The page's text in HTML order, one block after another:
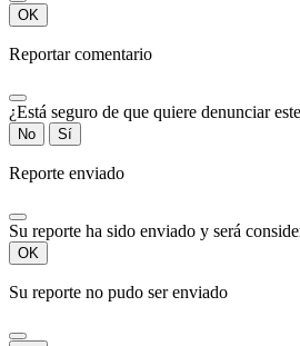
OK
Reportar comentario
¿Está seguro de que quiere denunciar
No Sí
Reporte enviado
Su reporte ha sido enviado y será
OK
Su reporte no pudo ser enviado